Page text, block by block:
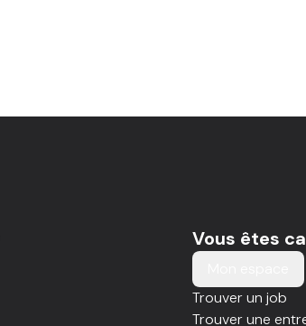
Vous êtes
Trouver un job
Trouver une